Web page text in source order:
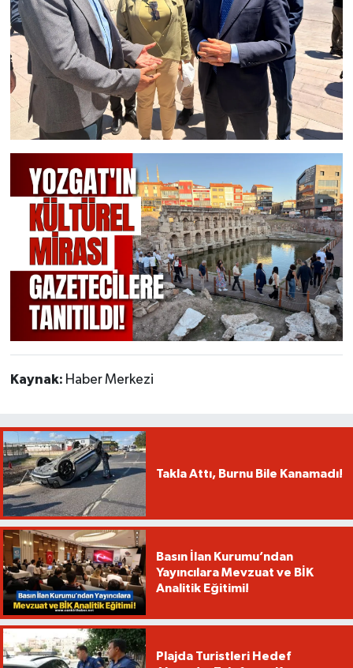
Kaynak: Haber Merkezi
Takla Attı, Burnu Bile Kanamadı!
Basın İlan Kurumu’ndan
Yayıncılara Mevzuat ve BİK
Analitik Eğitimi!
Plajda Turistleri Hedef